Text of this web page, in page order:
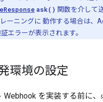
ask() 関数を介して
ーニングに 動作する場合は、
エラーが表示されます。
環境の設定
Webhook を実装する前に、